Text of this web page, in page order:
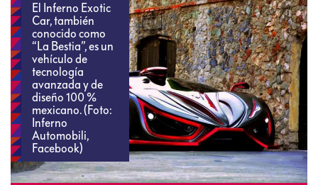
El Inferno Exotic
Car, también
conocido como
“La Bestia”, es un
vehículo de
tecnología
avanzada y de
diseño 100 %
mexicano. (Foto:
Inferno
Automobili,
Facebook)